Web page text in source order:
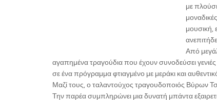
με
μουσική,
Από
αγαπημένα τραγούδια που έχουν συνοδεύσει γενιές
σε ένα πρόγραμμα φτιαγμένο με μεράκι και
Μαζί τους, ο ταλαντούχος τραγουδοποιός Βύρων
Την παρέα συμπληρώνει μια δυνατή μπάντα